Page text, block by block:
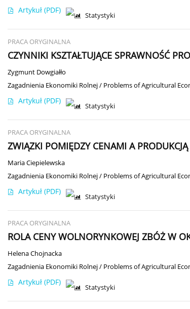
Artykuł (PDF)
Statystyki
PRACA ORYGINALNA
CZYNNIKI KSZTAŁTUJĄCE SPRAWNOŚĆ
Zygmunt Dowgiałło
Zagadnienia Ekonomiki Rolnej / Problems of Agricultural
Artykuł (PDF)
Statystyki
PRACA ORYGINALNA
ZWIĄZKI POMIĘDZY CENAMI A
Maria Ciepielewska
Zagadnienia Ekonomiki Rolnej / Problems of Agricultural
Artykuł (PDF)
Statystyki
PRACA ORYGINALNA
ROLA CENY WOLNORYNKOWEJ ZBÓŻ W
Helena Chojnacka
Zagadnienia Ekonomiki Rolnej / Problems of Agricultural
Artykuł (PDF)
Statystyki